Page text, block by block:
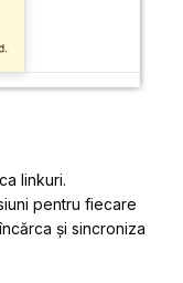
linkuri.
pentru fiecare
și sincroniza